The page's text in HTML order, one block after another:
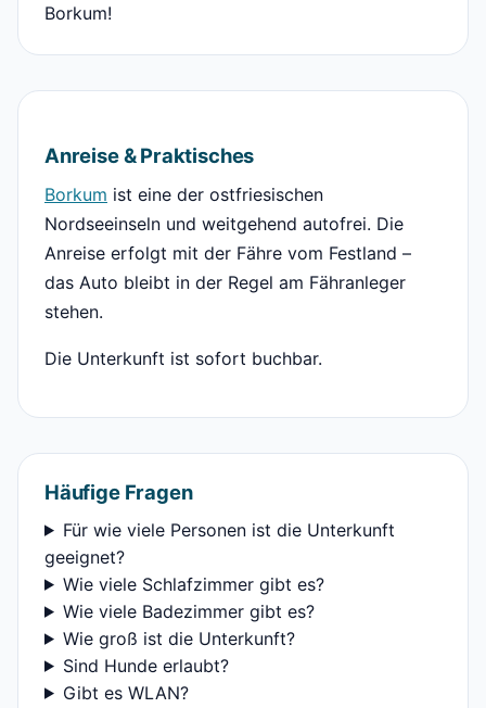
Borkum!
Anreise & Praktisches
Borkum ist eine der ostfriesischen
Nordseeinseln und weitgehend autofrei. Die
Anreise erfolgt mit der Fähre vom Festland –
das Auto bleibt in der Regel am Fähranleger
stehen.
Die Unterkunft ist sofort buchbar.
Häufige Fragen
Für wie viele Personen ist die Unterkunft
geeignet?
Wie viele Schlafzimmer gibt es?
Wie viele Badezimmer gibt es?
Wie groß ist die Unterkunft?
Sind Hunde erlaubt?
Gibt es WLAN?